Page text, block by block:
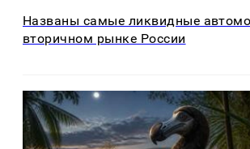
Названы самые ликвидные
вторичном рынке России